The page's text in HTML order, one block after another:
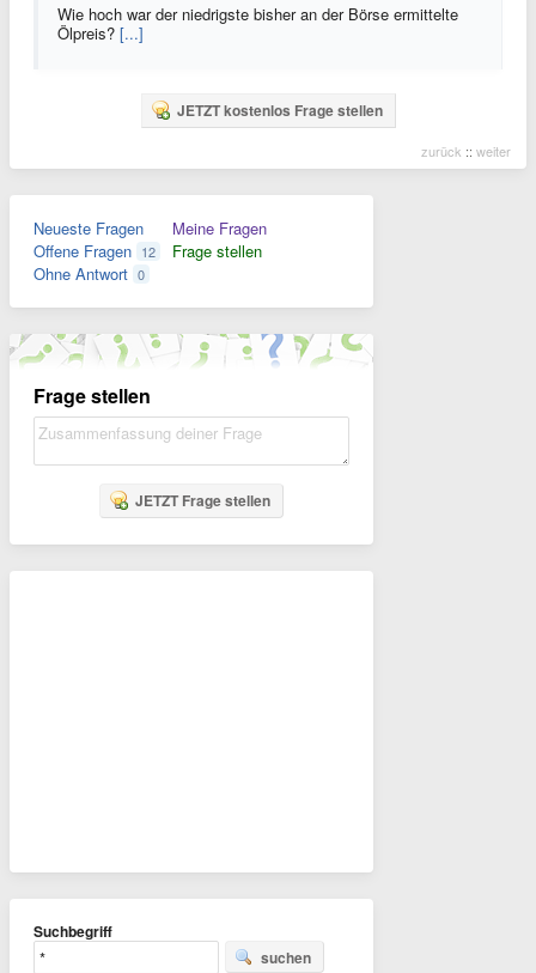
Wie hoch war der niedrigste bisher an der Börse ermittelte
Ölpreis? [...]
JETZT kostenlos Frage stellen
zurück :: weiter
Neueste Fragen
Offene Fragen 12
Ohne Antwort 0
Meine Fragen
Frage stellen
Frage stellen
JETZT Frage stellen
Suchbegriff
suchen